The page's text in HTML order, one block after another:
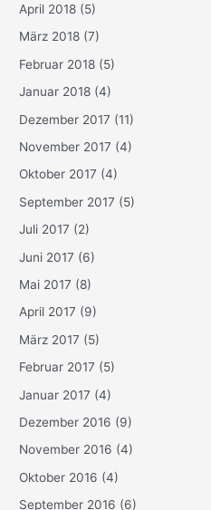
April 2018 (5)
März 2018 (7)
Februar 2018 (5)
Januar 2018 (4)
Dezember 2017 (11)
November 2017 (4)
Oktober 2017 (4)
September 2017 (5)
Juli 2017 (2)
Juni 2017 (6)
Mai 2017 (8)
April 2017 (9)
März 2017 (5)
Februar 2017 (5)
Januar 2017 (4)
Dezember 2016 (9)
November 2016 (4)
Oktober 2016 (4)
September 2016 (6)